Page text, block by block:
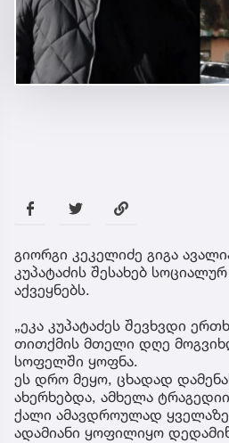
გიორგი კეკელიძე გიგა
კუპატაძის შესახებ
აქვეყნებს.
„ეკა კუპატაძეს შევხვდი
თითქმის მთელი დღე
სოფელში ყოფნა.
ეს დრო მეყო, ცხადად
ახერხებდა, ამხელა
ქალი ამავდროულად
ადამიანი ყოფილიყო